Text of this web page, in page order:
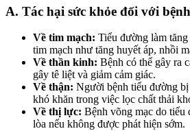
A. Tác hại sức khỏe đối với
Về tim mạch: Tiểu đường làm
tim mạch như tăng huyết áp, nhồi
Về thần kinh: Bệnh có thể gây ra
gây tê liệt và giảm cảm giác.
Về thận: Người bệnh tiểu đường
khó khăn trong việc lọc chất thải
Về thị lực: Bệnh võng mạc do tiểu
lòa nếu không được phát hiện sớm.